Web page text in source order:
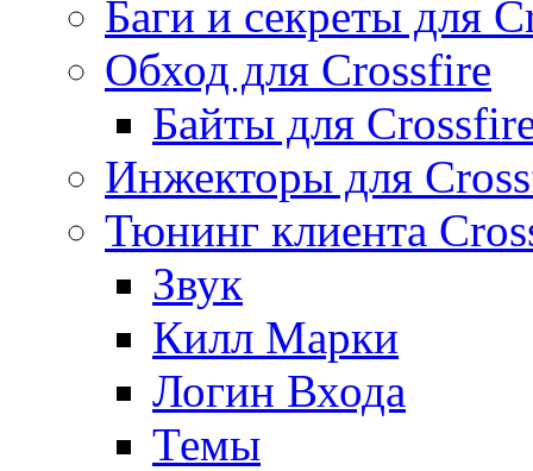
Баги и секреты для
Обход для Crossfire
Байты для
Инжекторы для
Тюнинг клиента
Звук
Килл Марки
Логин Входа
Темы